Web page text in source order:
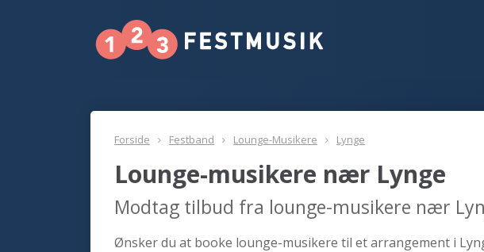
Forside Festband Lounge-Musikere Lynge
Lounge-musikere nær Lynge
Modtag tilbud fra lounge-musikere nær
Ønsker du at booke lounge-musikere til et arrangement i